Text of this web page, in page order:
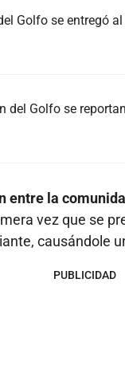
Golfo se entregó
del Golfo se
entre la
vez que se
causándole
PUBLICIDAD